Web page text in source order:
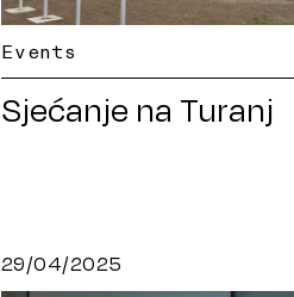
Events
Sjećanje na Turanj
29/04/2025